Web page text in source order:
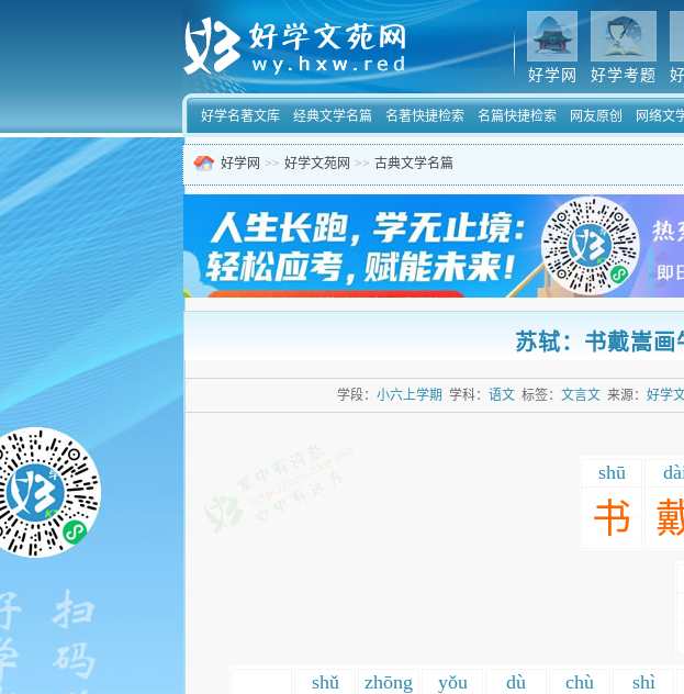
好学网 好学考题
好学名著文库 经典文学名篇 名著快捷检索 名篇快捷检索 网友原创 网络文
好学网 >> 好学文苑网 >> 古典文学名篇
苏轼：书戴嵩
学段： 小六上学期 学科： 语文 标签： 文言文 来源： 好学
shū
书
shǔ zhōng yǒu dù chù shì